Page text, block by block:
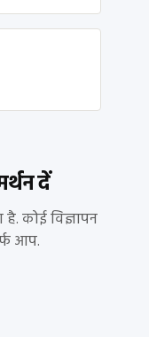
दें
कोई विज्ञापन
आप.